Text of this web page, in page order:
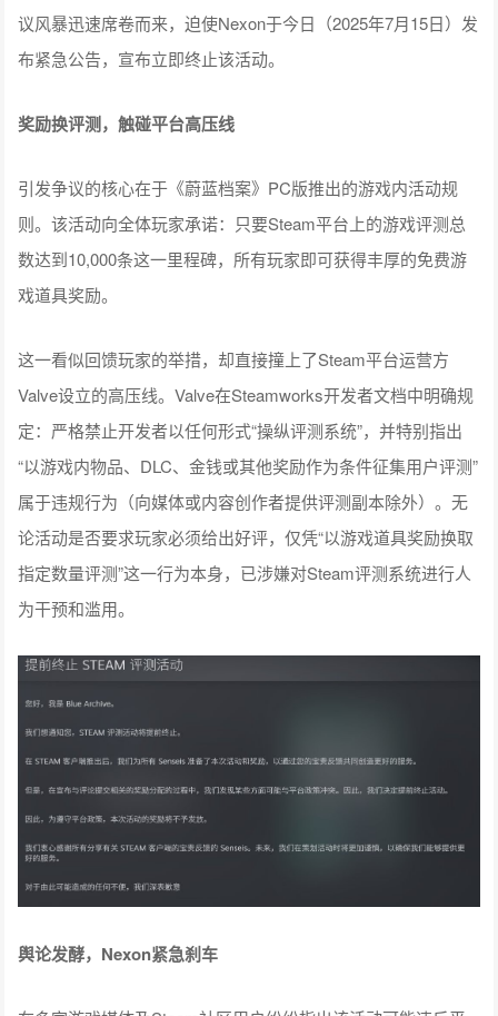
议风暴迅速席卷而来，迫使Nexon于今日（2025年7月15日）发
布紧急公告，宣布立即终止该活动。
奖励换评测，触碰平台高压线
引发争议的核心在于《蔚蓝档案》PC版推出的游戏内活动规
则。该活动向全体玩家承诺：只要Steam平台上的游戏评测总
数达到10,000条这一里程碑，所有玩家即可获得丰厚的免费游
戏道具奖励。
这一看似回馈玩家的举措，却直接撞上了Steam平台运营方
Valve设立的高压线。Valve在Steamworks开发者文档中明确规
定：严格禁止开发者以任何形式“操纵评测系统”，并特别指出
“以游戏内物品、DLC、金钱或其他奖励作为条件征集用户评测”
属于违规行为（向媒体或内容创作者提供评测副本除外）。无
论活动是否要求玩家必须给出好评，仅凭“以游戏道具奖励换取
指定数量评测”这一行为本身，已涉嫌对Steam评测系统进行人
为干预和滥用。
舆论发酵，Nexon紧急刹车